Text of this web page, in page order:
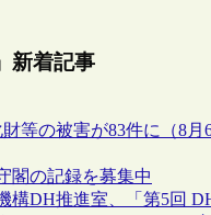
新着記事
等の被害が83件に（8月
閣の記録を募集中
構DH推進室、「第5回